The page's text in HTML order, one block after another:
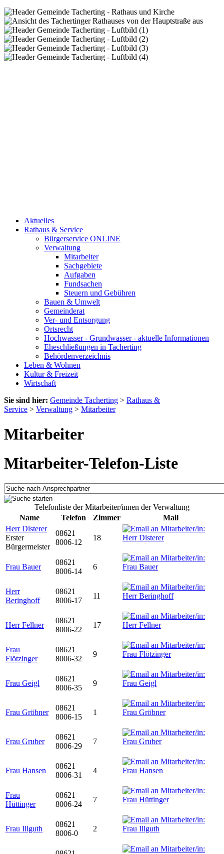
Aktuelles
Rathaus & Service
Bürgerservice ONLINE
Verwaltung
Mitarbeiter
Sachgebiete
Aufgaben
Fundsachen
Steuern und Gebühren
Bauen & Umwelt
Gemeinderat
Ver- und Entsorgung
Ortsrecht
Hochwasser - Grundwasser - aktuelle Informationen
Eheschließungen in Tacherting
Behördenverzeichnis
Leben & Wohnen
Kultur & Freizeit
Wirtschaft
Sie sind hier: Gemeinde Tacherting > Rathaus &
Service > Verwaltung > Mitarbeiter
Mitarbeiter
Mitarbeiter-Telefon-Liste
Telefonliste der Mitarbeiter/innen der Verwaltung
Name
Telefon Zimmer
Mail
Herr Disterer
Erster
Bürgermeister
08621
8006-12
18
Frau Bauer
08621
8006-14
6
Herr
Beringhoff
08621
8006-17
11
Herr Fellner
08621
8006-22
17
Frau
Flötzinger
08621
8006-32
9
Frau Geigl
08621
8006-35
9
Frau Gröbner
08621
8006-15
1
Frau Gruber
08621
8006-29
7
Frau Hansen
08621
8006-31
4
Frau
Hüttinger
08621
8006-24
7
Frau Illguth
08621
8006-0
2